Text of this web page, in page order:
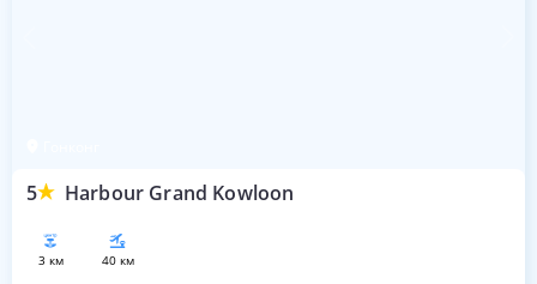
5 Harbour Grand Kowloon
3 км 40 км